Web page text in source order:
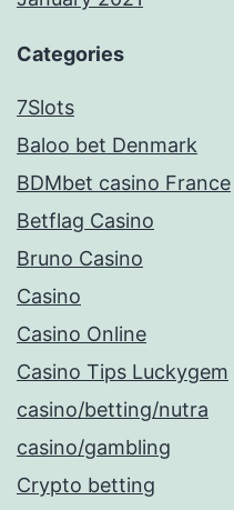
Categories
7Slots
Baloo bet Denmark
BDMbet casino France
Betflag Casino
Bruno Casino
Casino
Casino Online
Casino Tips Luckygem
casino/betting/nutra
casino/gambling
Crypto betting